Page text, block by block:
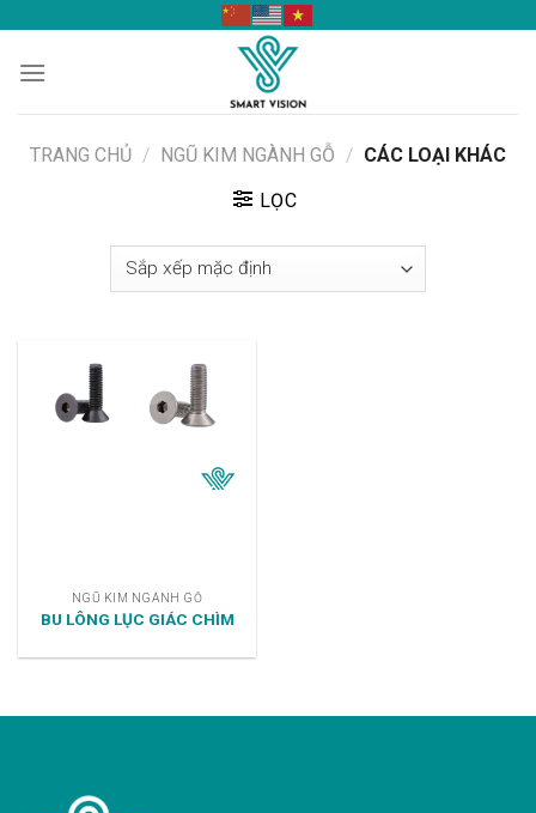
content
TRANG CHỦ / NGŨ KIM NGÀNH GỖ / CÁC LOẠI KHÁC
LỌC
NGŨ KIM NGÀNH GỖ
BU LÔNG LỤC GIÁC CHÌM